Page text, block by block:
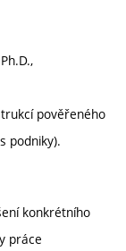
pověřeného
podniky).
konkrétního
práce